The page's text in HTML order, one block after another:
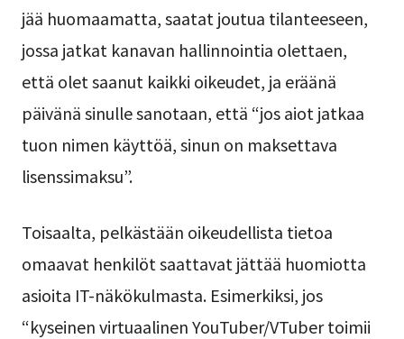
jää huomaamatta, saatat joutua tilanteeseen,
jossa jatkat kanavan hallinnointia olettaen,
että olet saanut kaikki oikeudet, ja eräänä
päivänä sinulle sanotaan, että “jos aiot jatkaa
tuon nimen käyttöä, sinun on maksettava
lisenssimaksu”.
Toisaalta, pelkästään oikeudellista tietoa
omaavat henkilöt saattavat jättää huomiotta
asioita IT-näkökulmasta. Esimerkiksi, jos
“kyseinen virtuaalinen YouTuber/VTuber toimii